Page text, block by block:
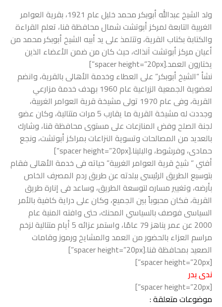
ولد الشيخ عبدالله أبوبكر محمد خليل عام 1921، بقرية العوامر
الغربية التابعة لمركز أبوتشت شمال محافظة قنا، تعلم القراءة
والكتابة بكتاب القرية، وتتلمذ على يد أبيه الشيخ أبوبكر محمد من
أعيان مركز أبوتشت آنذاك، حيث كان من ضمن الأعضاء الذين
يختارون العمد.[spacer height=”20px”]
نشأ “الشيخ أبوبكر” على العطاء وخدمة الأهالى بالقرية، وانضم
لعضوية الجمعية الزراعية عام 1960 بهدف خدمة مزارعي
القرية، وفى عام 1970 تولى مشيخة قرية العوامر الغربية،
وجددت له مشيخة القرية ما يقارب 5 مرات متتالية، وكان عضو
لجنة الصلح وفض المنازعات على مستوى محافظة قنا، وشارك
بالعديد من المصالحات وتسوية النزاعات بمراكز أبوتشت، ونجع
حمادى، وفرشوط، والبلينا.[spacer height=”20px”]
أفني ” شيخ قرية العوامر الغربية” حياته فى خدمة الأهالى فقام
بتوسيع الطريق الرئيسى ببلدته عن طريق ردم المصرف الخاص
بأرضه، وتغيير مساره لتوسعة الطريق، وساعد فى إنارة طريق
القرية، فكان محبوباً بين الجميع، وكان على دراية كافية بالأمر
السياسى فوصف بالسياسي المحنك، حتى وافته المنية عام
2000 عن عمر يناهز 79 عامًا، واستمر عزائه 5 أيام متتالية لزخم
مراسم العزاء بالحضور من العمد والمشايخ ورموز وقامات
الصعيد بمحافظة قنا.[spacer height=”20px”]
[spacer height=”20px”]
ندى بدر
[spacer height=”20px”]
موضوعات متعلقة :